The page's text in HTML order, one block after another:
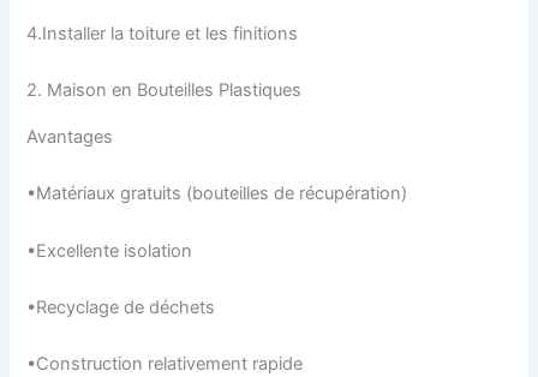
4.Installer la toiture et les finitions
2. Maison en Bouteilles Plastiques
Avantages
•Matériaux gratuits (bouteilles de récupération)
•Excellente isolation
•Recyclage de déchets
•Construction relativement rapide